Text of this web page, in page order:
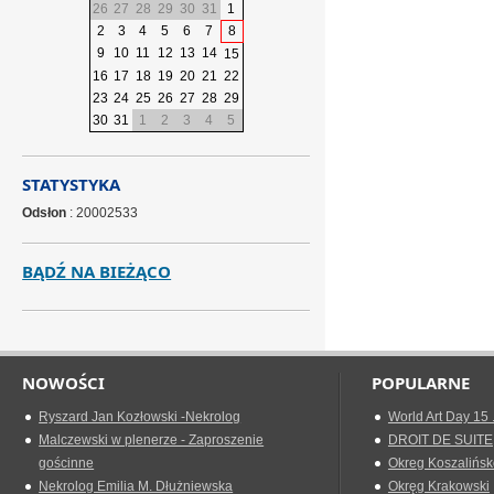
26 27 28 29 30 31
1
2
3 4 5 6 7
8
9
10 11 12 13 14 15
16 17 18 19 20 21 22
23 24 25 26 27 28 29
30 31 1 2 3 4 5
STATYSTYKA
Odsłon : 20002533
BĄDŹ NA BIEŻĄCO
NOWOŚCI
Ryszard Jan Kozłowski -Nekrolog
Malczewski w plenerze - Zaproszenie
gościnne
Nekrolog Emilia M. Dłużniewska
POPULARNE
World Art Day 15
DROIT DE SUITE
Okreg
Okręg Krakowski